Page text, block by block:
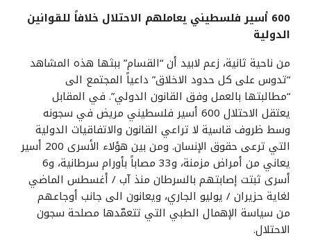
600 أسير فلسطيني يعاملهم الاحتلال خلافاً للقوانين
الدولية
من ناحية ثانية، زعم لابيد أن “القسام” ببثها هذه المشاهد
“تدوس على كل حدود الاخلاق” داعياً المجتمع الى
“مطالبتها بالعمل وفق القانون الدولي”. في المقابل
يعتقل الاحتلال 600 أسير فلسطيني مريض في سجونه
وسط ظروف قاسية لا تراعي القانون والاتفاقيات الدولية
التي ترعى حقوق الإنسان. ومن بين هؤلاء الأسرى 200 أسير
يعاني من أمراض مزمنة، و33 مصاباً بأورام سرطانية، و6
أسرى ثبتت إصابتهم بالسرطان منذ آب / أغسطس الماضي
لغاية حزيران / يوليو الجاري، ويعانون الى جانب أوجاعهم
من سياسة الإهمال الطبي التي تتعمّدها مصلحة سجون
الاحتلال.